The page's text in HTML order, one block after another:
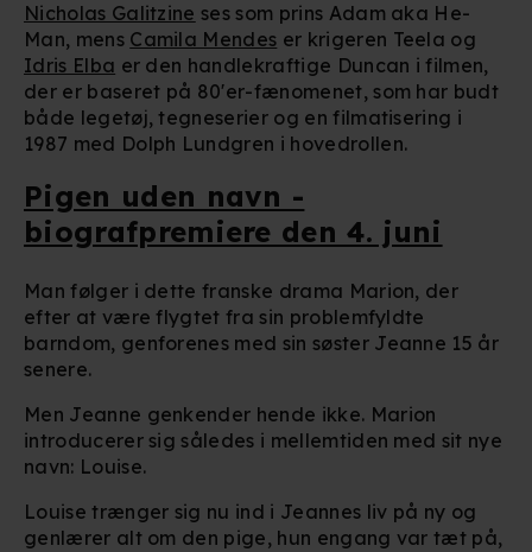
Nicholas Galitzine ses som prins Adam aka He-
Man, mens Camila Mendes er krigeren Teela og
Idris Elba er den handlekraftige Duncan i filmen,
der er baseret på 80'er-fænomenet, som har budt
både legetøj, tegneserier og en filmatisering i
1987 med Dolph Lundgren i hovedrollen.
Pigen uden navn -
biografpremiere den 4. juni
Man følger i dette franske drama Marion, der
efter at være flygtet fra sin problemfyldte
barndom, genforenes med sin søster Jeanne 15 år
senere.
Men Jeanne genkender hende ikke. Marion
introducerer sig således i mellemtiden med sit nye
navn: Louise.
Louise trænger sig nu ind i Jeannes liv på ny og
genlærer alt om den pige, hun engang var tæt på,